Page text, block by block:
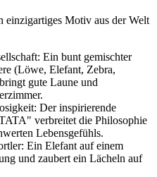
einzigartiges Motiv aus der Welt
Ein bunt gemischter
(Löwe, Elefant, Zebra,
gute Laune und
Der inspirierende
verbreitet die Philosophie
Lebensgefühls.
Ein Elefant auf einem
und zaubert ein Lächeln auf